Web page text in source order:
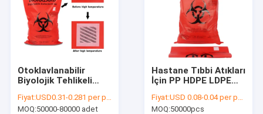
Otoklavlanabilir
Biyolojik Tehlikeli
Fiyat:USD0.31-0.281 per pcs
MOQ:50000-80000 adet
Hastane Tıbbi Atıkları
İçin PP HDPE LDPE
Plastik Torbalar
Fiyat:USD 0.08-0.04 per pcs
MOQ:50000pcs